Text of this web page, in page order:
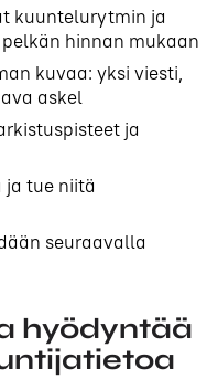
kuuntelurytmin ja
hinnan mukaan
kuvaa: yksi viesti,
askel
ja
ja tue niitä
seuraavalla
hyödyntää